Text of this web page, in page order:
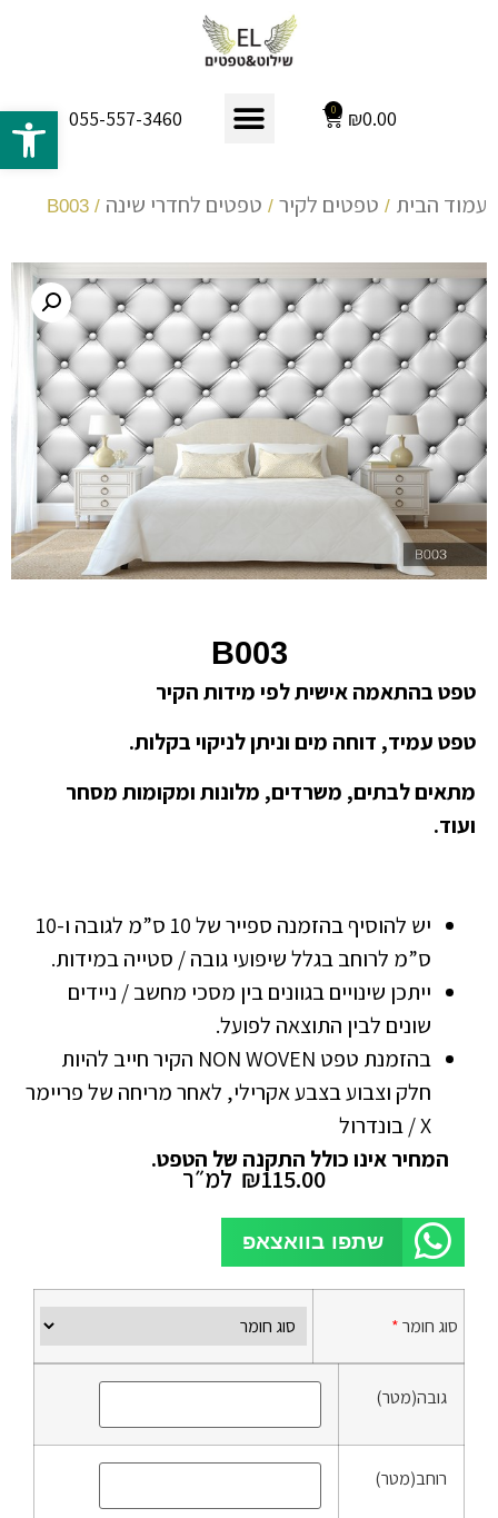
₪0.00
0
055-557-3460
עמוד הבית / טפטים לקיר / טפטים לחדרי שינה / B003
B003
טפט בהתאמה אישית לפי מידות הקיר
טפט עמיד, דוחה מים וניתן לניקוי בקלות.
מתאים לבתים, משרדים, מלונות ומקומות מסחר
ועוד.
יש להוסיף בהזמנה ספייר של 10 ס”מ לגובה ו-10
ס”מ לרוחב בגלל שיפועי גובה / סטייה במידות.
ייתכן שינויים בגוונים בין מסכי מחשב / ניידים
שונים לבין התוצאה לפועל.
בהזמנת טפט NON WOVEN הקיר חייב להיות
חלק וצבוע בצבע אקרילי, לאחר מריחה של פריימר
X / בונדרול
המחיר אינו כולל התקנה של הטפט.
₪115.00 למ״ר
שתפו בוואצאפ
סוג חומר*
גובה(מטר)
רוחב(מטר)